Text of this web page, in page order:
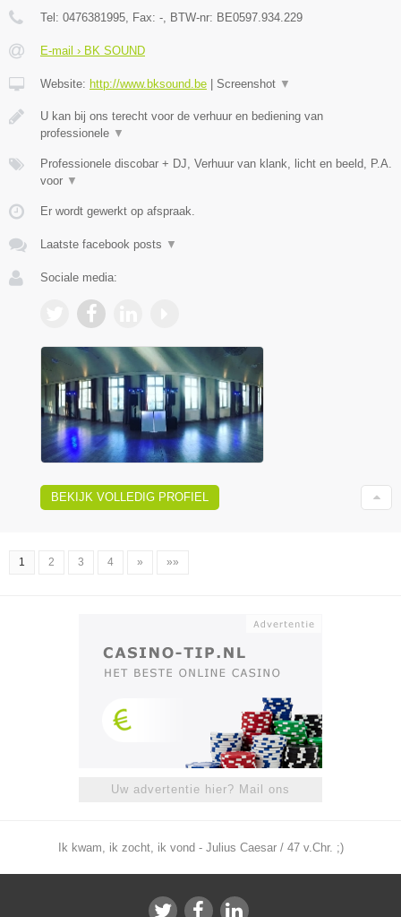
Tel: 0476381995 , Fax: - , BTW-nr: BE0597.934.229
E-mail › BK SOUND
Website: http://www.bksound.be Screenshot ▼
U kan bij ons terecht voor de verhuur en bediening van
professionele ▼
Professionele discobar + DJ, Verhuur van klank, licht en beeld, P.A.
voor ▼
Er wordt gewerkt op afspraak.
Laatste facebook posts ▼
Sociale media:
BEKIJK VOLLEDIG PROFIEL
1 2 3 4 » »»
Uw advertentie hier? Mail ons
Ik kwam, ik zocht, ik vond - Julius Caesar / 47 v.Chr. ;)